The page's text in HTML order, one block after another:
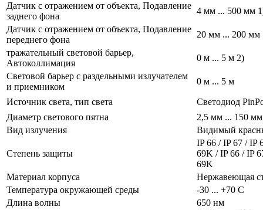
Датчик с отражением от объекта, Подавление
заднего фона
4 мм ... 500 мм
Датчик с отражением от объекта, Подавление
переднего фона
20 мм ... 200 мм
тражательный световой барьер,
Автоколлимация
0 м ... 5 м 2)
Световой барьер с раздельными излучателем
и приемником
0 м ... 5 м
Источник света, тип света
Светодиод
Диаметр светового пятна
2,5 мм ... 150 мм
Вид излучения
Видимый
Степень защиты
IP 66 / IP 67 / IP
69K / IP 66 / IP
69K
Материал корпуса
Нержавеющая
Температура окружающей среды
-30 ... +70 С
Длина волны
650 нм